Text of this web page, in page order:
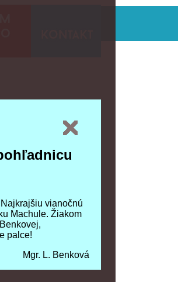
pohľadnicu
--text
vianočnú
Machule. Žiakom
palce!
Mgr. L. Benková
vianočnú
Machule. Žiakom
palce!
Mgr. L. Benková